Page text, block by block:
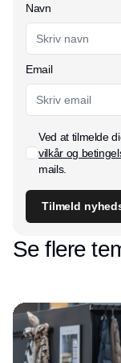
Navn
Email
Ved at tilmelde
vilkår og
mails.
Tilmeld
Se flere